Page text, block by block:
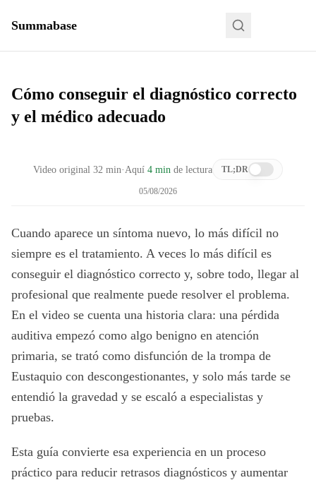
Summabase
Cómo conseguir el diagnóstico correcto
y el médico adecuado
Video original 32 min· Aquí 4 min de lectura TL;DR
05/08/2026
Cuando aparece un síntoma nuevo, lo más difícil no
siempre es el tratamiento. A veces lo más difícil es
conseguir el diagnóstico correcto y, sobre todo, llegar al
profesional que realmente puede resolver el problema.
En el video se cuenta una historia clara: una pérdida
auditiva empezó como algo benigno en atención
primaria, se trató como disfunción de la trompa de
Eustaquio con descongestionantes, y solo más tarde se
entendió la gravedad y se escaló a especialistas y
pruebas.
Esta guía convierte esa experiencia en un proceso
práctico para reducir retrasos diagnósticos y aumentar